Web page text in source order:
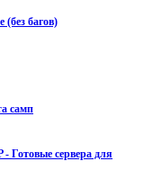
(без багов)
самп
Готовые сервера для